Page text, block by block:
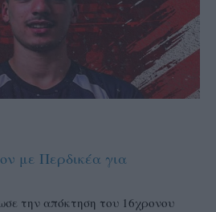
με Περδικέα για
την απόκτηση του 16χρονου